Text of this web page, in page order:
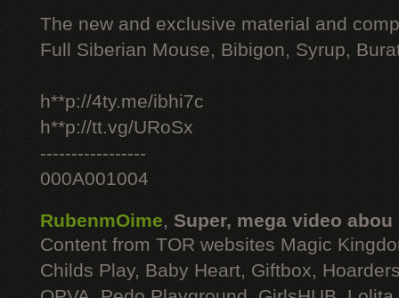
The new and exclusive material and
Full Siberian Mouse, Bibigon, Syrup,
h**p://4ty.me/ibhi7c
h**p://tt.vg/URoSx
-----------------
000A001004
RubenmOime, Super, mega video abou
Content from TOR websites Magic
Childs Play, Baby Heart, Giftbox,